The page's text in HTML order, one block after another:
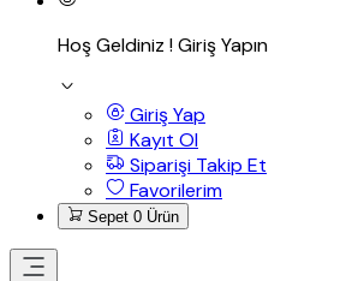
Hoş Geldiniz !Giriş Yapın
Giriş Yap
Kayıt Ol
Siparişi Takip Et
Favorilerim
Sepet 0 Ürün